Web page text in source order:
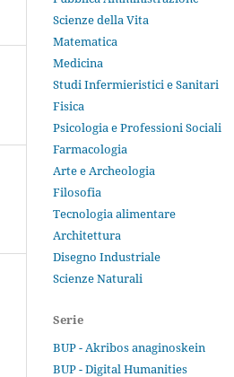
Scienze della Vita
Matematica
Medicina
Studi Infermieristici e Sanitari
Fisica
Psicologia e Professioni Sociali
Farmacologia
Arte e Archeologia
Filosofia
Tecnologia alimentare
Architettura
Disegno Industriale
Scienze Naturali
Serie
BUP - Akribos anaginoskein
BUP - Digital Humanities